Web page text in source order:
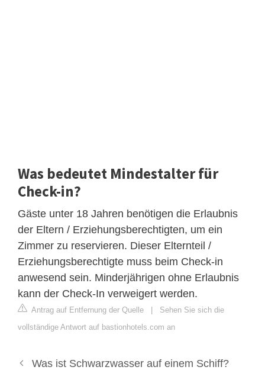
Was bedeutet Mindestalter für
Check-in?
Gäste unter 18 Jahren benötigen die Erlaubnis
der Eltern / Erziehungsberechtigten, um ein
Zimmer zu reservieren. Dieser Elternteil /
Erziehungsberechtigte muss beim Check-in
anwesend sein. Minderjährigen ohne Erlaubnis
kann der Check-In verweigert werden.
Antrag auf Entfernung der Quelle | Sehen Sie sich die
vollständige Antwort auf bastionhotels.com an
Was ist Schwarzwasser auf einem Schiff?